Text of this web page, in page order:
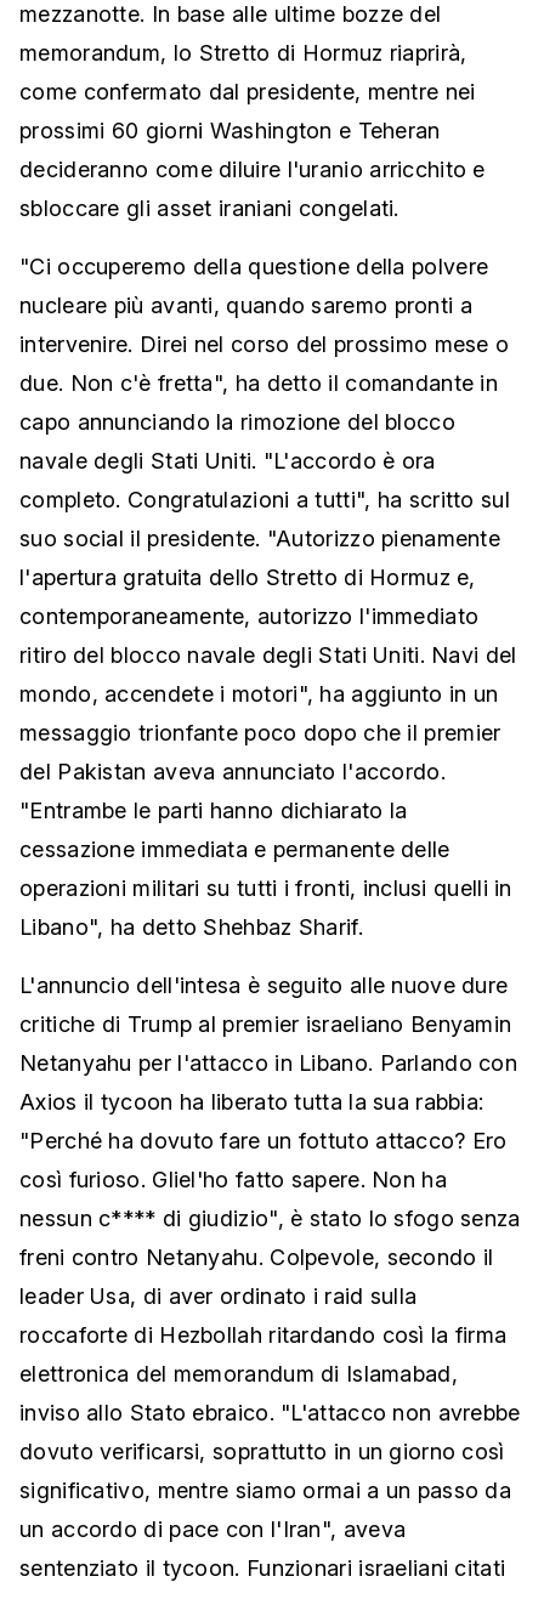
mezzanotte. In base alle ultime bozze del
memorandum, lo Stretto di Hormuz riaprirà,
come confermato dal presidente, mentre nei
prossimi 60 giorni Washington e Teheran
decideranno come diluire l'uranio arricchito e
sbloccare gli asset iraniani congelati.
"Ci occuperemo della questione della polvere
nucleare più avanti, quando saremo pronti a
intervenire. Direi nel corso del prossimo mese o
due. Non c'è fretta", ha detto il comandante in
capo annunciando la rimozione del blocco
navale degli Stati Uniti. "L'accordo è ora
completo. Congratulazioni a tutti", ha scritto sul
suo social il presidente. "Autorizzo pienamente
l'apertura gratuita dello Stretto di Hormuz e,
contemporaneamente, autorizzo l'immediato
ritiro del blocco navale degli Stati Uniti. Navi del
mondo, accendete i motori", ha aggiunto in un
messaggio trionfante poco dopo che il premier
del Pakistan aveva annunciato l'accordo.
"Entrambe le parti hanno dichiarato la
cessazione immediata e permanente delle
operazioni militari su tutti i fronti, inclusi quelli in
Libano", ha detto Shehbaz Sharif.
L'annuncio dell'intesa è seguito alle nuove dure
critiche di Trump al premier israeliano Benyamin
Netanyahu per l'attacco in Libano. Parlando con
Axios il tycoon ha liberato tutta la sua rabbia:
"Perché ha dovuto fare un fottuto attacco? Ero
così furioso. Gliel'ho fatto sapere. Non ha
nessun c**** di giudizio", è stato lo sfogo senza
freni contro Netanyahu. Colpevole, secondo il
leader Usa, di aver ordinato i raid sulla
roccaforte di Hezbollah ritardando così la firma
elettronica del memorandum di Islamabad,
inviso allo Stato ebraico. "L'attacco non avrebbe
dovuto verificarsi, soprattutto in un giorno così
significativo, mentre siamo ormai a un passo da
un accordo di pace con l'Iran", aveva
sentenziato il tycoon. Funzionari israeliani citati